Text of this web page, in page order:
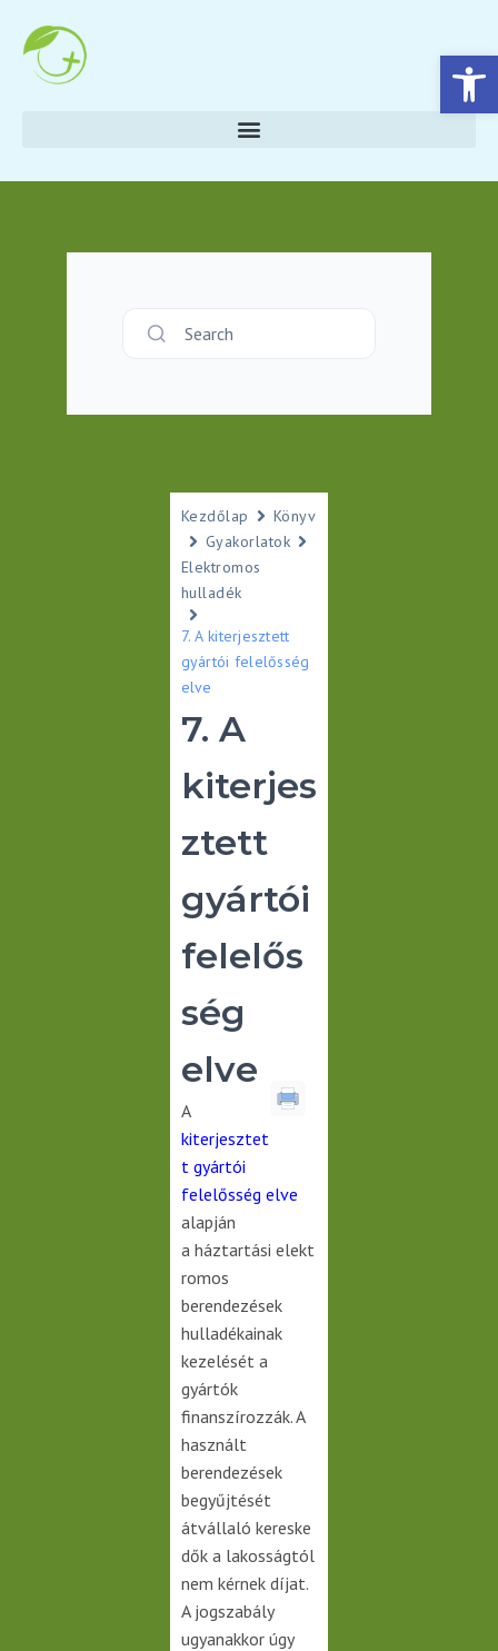
Eszköztár megnyitása
Search
Kezdőlap
Könyv
Gyakorlatok
Elektromos
hulladék
7. A kiterjesztett
gyártói felelősség
elve
7. A
kiterjes
ztett
gyártói
felelős
ség
elve
A
kiterjesztet
t gyártói
felelősség elve
alapján
a háztartási elekt
romos
berendezések
hulladékainak
kezelését a
gyártók
finanszírozzák. A
használt
berendezések
begyűjtését
átvállaló kereske
dők a lakosságtól
nem kérnek díjat.
A jogszabály
ugyanakkor úgy